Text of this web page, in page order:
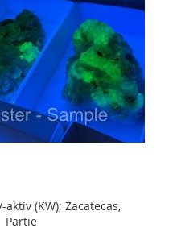
aktiv (KW); Zacatecas,
Partie